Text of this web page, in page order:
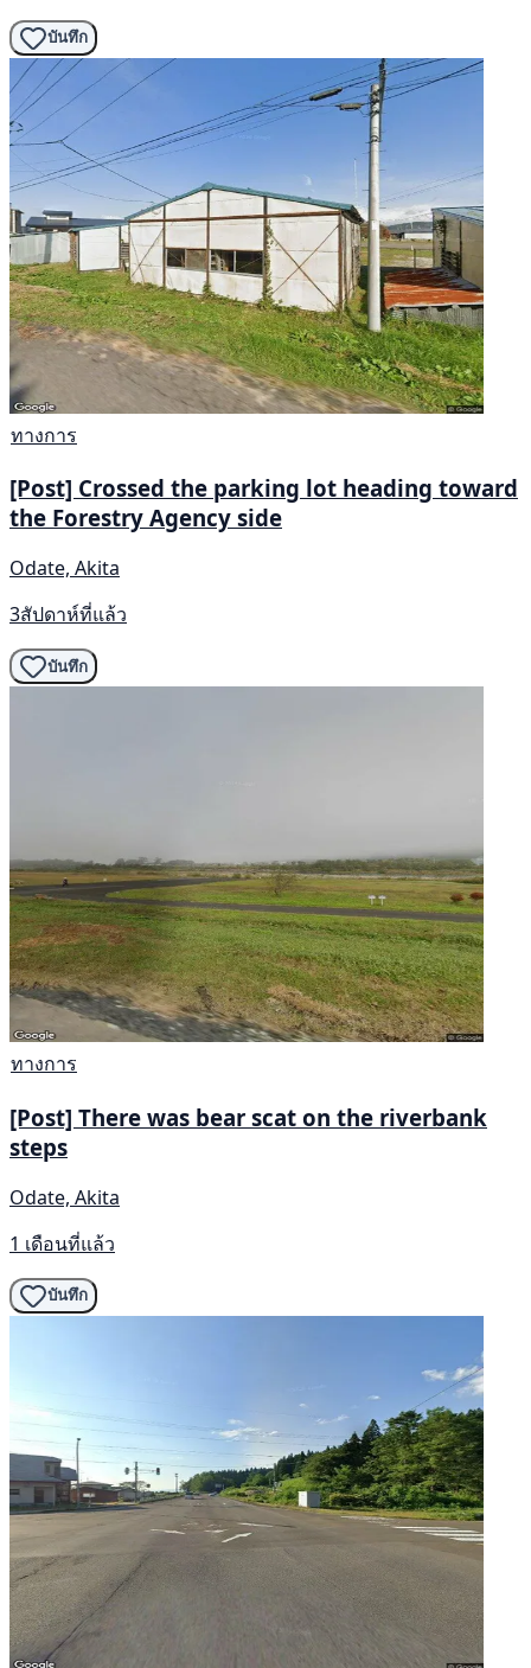
บันทึก
ทางการ
[Post] Crossed the parking lot heading toward
the Forestry Agency side
Odate, Akita
3สัปดาห์ที่แล้ว
บันทึก
ทางการ
[Post] There was bear scat on the riverbank
steps
Odate, Akita
1 เดือนที่แล้ว
บันทึก